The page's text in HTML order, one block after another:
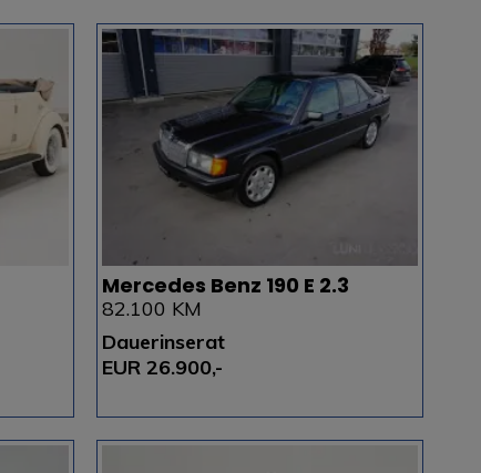
Mercedes Benz 190 E 2.3
82.100 KM
Dauerinserat
EUR 26.900,-